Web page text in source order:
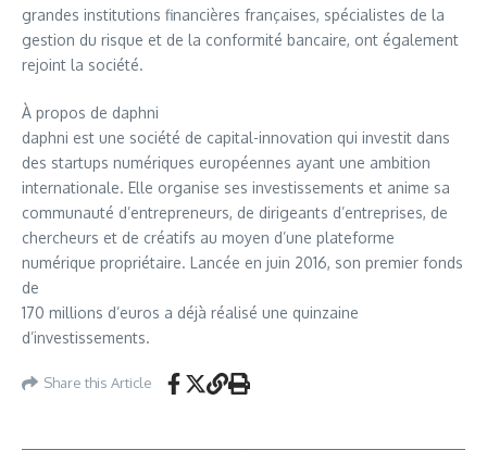
grandes institutions financières françaises, spécialistes de la
gestion du risque et de la conformité bancaire, ont également
rejoint la société.
À propos de daphni
daphni est une société de capital-innovation qui investit dans
des startups numériques européennes ayant une ambition
internationale. Elle organise ses investissements et anime sa
communauté d’entrepreneurs, de dirigeants d’entreprises, de
chercheurs et de créatifs au moyen d’une plateforme
numérique propriétaire. Lancée en juin 2016, son premier fonds
de
170 millions d’euros a déjà réalisé une quinzaine
d’investissements.
Share this Article